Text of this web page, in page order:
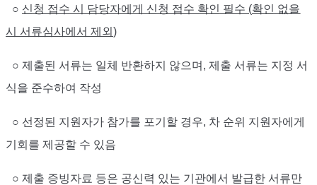
○ 신청 접수 시 담당자에게 신청 접수 확인 필수 (확인 없을
시 서류심사에서 제외 )
○제출된 서류는 일체 반환하지 않으며 ,제출 서류는 지정 서
식을 준수하여 작성
○ 선정된 지원자가 참가를 포기할 경우, 차 순위 지원자에게
기회를 제공할 수 있음
○제출 증빙자료 등은 공신력 있는 기관에서 발급한 서류만